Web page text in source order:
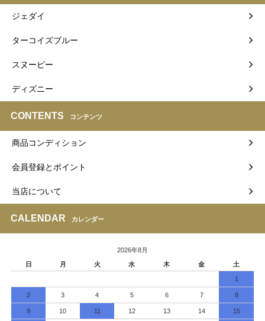
ジェダイ
ターコイズブルー
スヌーピー
ディズニー
CONTENTS コンテンツ
商品コンディション
会員登録とポイント
当店について
CALENDAR カレンダー
2026年8月
日
月 火 水 木 金 土
1
2 3 4 5 6 7 8
9 10 11 12 13 14 15